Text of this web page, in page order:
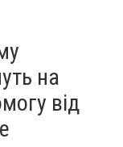
на
від